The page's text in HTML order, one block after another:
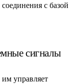
с базой
сигналы
управляет